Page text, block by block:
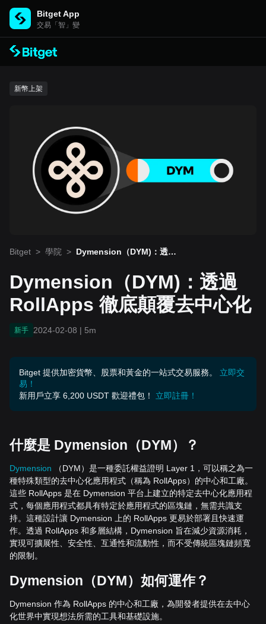
Bitget App
交易「智」變
新幣上架
Bitget > 學院 > Dymension（DYM)：透過
Dymension（DYM)：透過
RollApps 徹底顛覆去中心化
新手 2024-02-08 | 5m
Bitget 提供加密貨幣、股票和黃金的一站式交易服務。
立即交
易！
新用戶立享 6,200 USDT 歡迎禮包！
立即註冊！
什麼是 Dymension （DYM）？
Dymension
（DYM）是一種委託權益證明 Layer 1，可以稱之為一
種特殊類型的去中心化應用程式（稱為 RollApps）的中心和工廠。
這些 RollApps 是在 Dymension 平台上建立的特定去中心化應用程
式，每個應用程式都具有特定於應用程式的區塊鏈，無需共識支
持。這種設計讓 Dymension 上的 RollApps 更易於部署且快速運
作。透過 RollApps 和多層結構，Dymension 旨在減少資源消耗，
實現可擴展性、安全性、互通性和流動性，而不受傳統區塊鏈頻寬
的限制。
Dymension （DYM）如何運作？
Dymension 作為 RollApps 的中心和工廠，為開發者提供在去中心
化世界中實現想法所需的工具和基礎設施。